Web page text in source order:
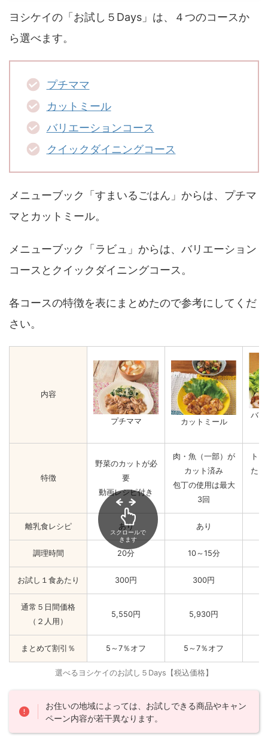
ヨシケイの「お試し５Days」は、４つのコースか
ら選べます。
プチママ
カットミール
バリエーションコース
クイックダイニングコース
メニューブック「すまいるごはん」からは、プチマ
マとカットミール。
メニューブック「ラビュ」からは、バリエーション
コースとクイックダイニングコース。
各コースの特徴を表にまとめたので参考にしてくだ
さい。
内容
プチママ カットミール
バリ
特徴
野菜のカットが必
要
動画レシピ付き
肉・魚（一部）が
カット済み
包丁の使用は最大
3回
ト
た
離乳食レシピ あり あり
調理時間 20分 10～15分
お試し１食あたり 300円 300円
通常５日間価格
（２人用）
5,550円 5,930円
まとめて割引％ 5～7％オフ 5～7％オフ
スクロールで
きます
選べるヨシケイのお試し５Days【税込価格】
お住いの地域によっては、お試しできる商品やキャン
ペーン内容が若干異なります。